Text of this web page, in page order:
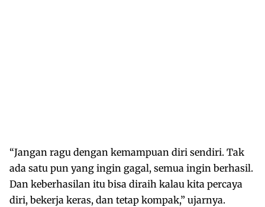
“Jangan ragu dengan kemampuan diri sendiri. Tak
ada satu pun yang ingin gagal, semua ingin berhasil.
Dan keberhasilan itu bisa diraih kalau kita percaya
diri, bekerja keras, dan tetap kompak,” ujarnya.